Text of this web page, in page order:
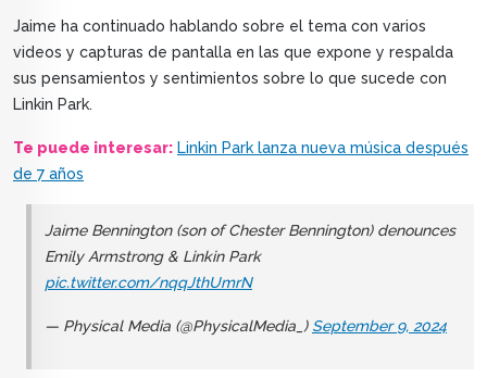
Jaime ha continuado hablando sobre el tema con varios
videos y capturas de pantalla en las que expone y respalda
sus pensamientos y sentimientos sobre lo que sucede con
Linkin Park.
Te puede interesar: Linkin Park lanza nueva música después
de 7 años
Jaime Bennington (son of Chester Bennington) denounces
Emily Armstrong & Linkin Park
pic.twitter.com/nqqJthUmrN
— Physical Media (@PhysicalMedia_) September 9, 2024